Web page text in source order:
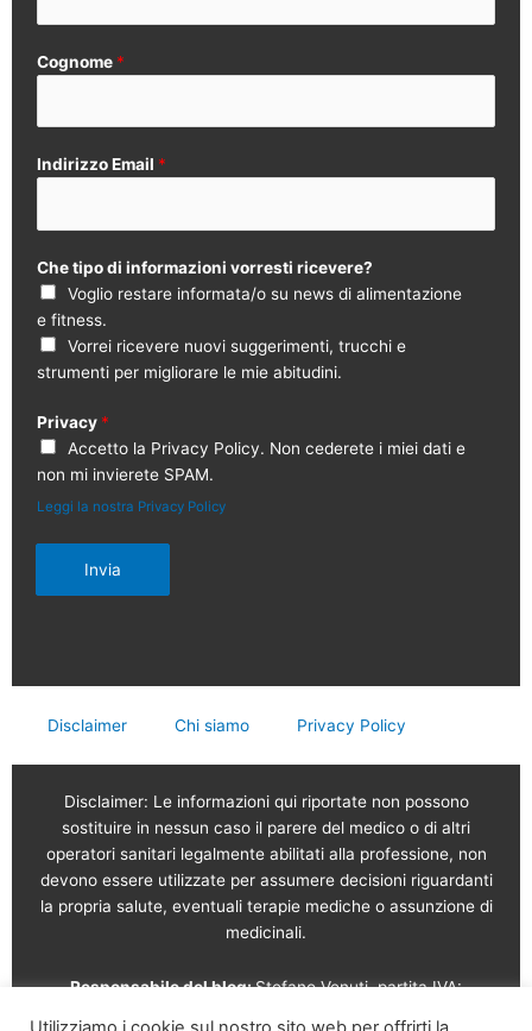
Cognome *
Indirizzo Email *
Che tipo di informazioni vorresti ricevere?
Voglio restare informata/o su news di alimentazione
e fitness.
Vorrei ricevere nuovi suggerimenti, trucchi e
strumenti per migliorare le mie abitudini.
Privacy *
Accetto la Privacy Policy. Non cederete i miei dati e
non mi invierete SPAM.
Leggi la nostra Privacy Policy
Invia
Disclaimer Chi siamo Privacy Policy
Disclaimer: Le informazioni qui riportate non possono
sostituire in nessun caso il parere del medico o di altri
operatori sanitari legalmente abilitati alla professione, non
devono essere utilizzate per assumere decisioni riguardanti
la propria salute, eventuali terapie mediche o assunzione di
medicinali.
Responsabile del blog:Stefano Venuti, partita IVA: